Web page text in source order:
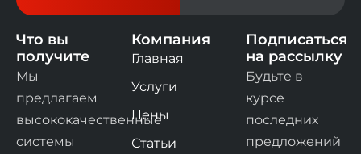
Что вы
получите
Мы
предлагаем
высококачественные
системы
Компания
Главная
Услуги
Цены
Статьи
Подписаться
на рассылку
Будьте в
курсе
последних
предложений